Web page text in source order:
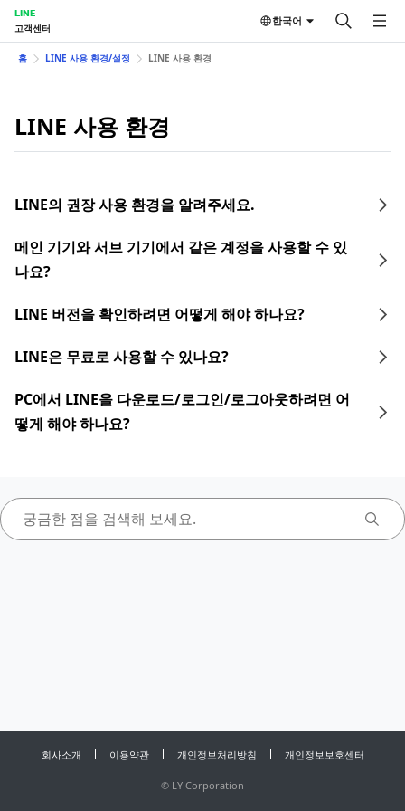
LINE
고객센터
한국어
홈 LINE 사용 환경/설정 LINE 사용 환경
LINE 사용 환경
LINE의 권장 사용 환경을 알려주세요.
메인 기기와 서브 기기에서 같은 계정을 사용할 수 있
나요?
LINE 버전을 확인하려면 어떻게 해야 하나요?
LINE은 무료로 사용할 수 있나요?
PC에서 LINE을 다운로드/로그인/로그아웃하려면 어
떻게 해야 하나요?
회사소개 이용약관 개인정보처리방침 개인정보보호센터
© LY Corporation